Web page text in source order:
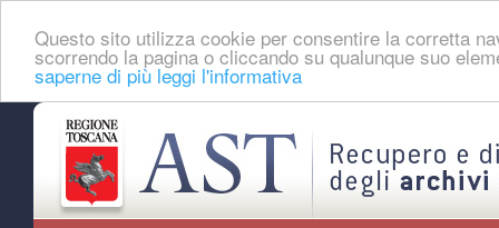
Questo sito utilizza cookie per consentire la corretta
scorrendo la pagina o cliccando su qualunque suo
saperne di più leggi l'informativa